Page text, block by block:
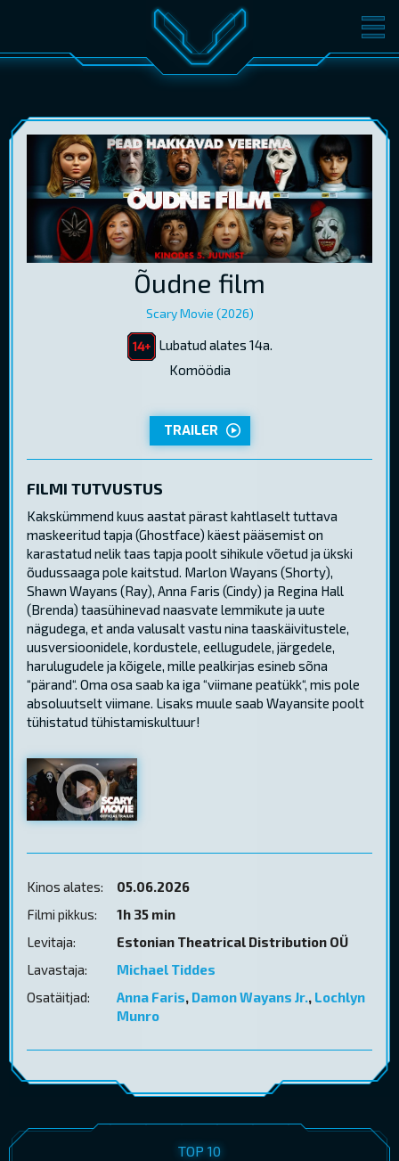
FILMID PILETID
KONVERENTS V-KLUBI
KINKEKAARDID
Õudne film
Scary Movie (2026)
Lubatud alates 14a.
Komöödia
TRAILER
FILMI TUTVUSTUS
Kakskümmend kuus aastat pärast kahtlaselt tuttava
maskeeritud tapja (Ghostface) käest pääsemist on
karastatud nelik taas tapja poolt sihikule võetud ja ükski
õudussaaga pole kaitstud. Marlon Wayans (Shorty),
Shawn Wayans (Ray), Anna Faris (Cindy) ja Regina Hall
(Brenda) taasühinevad naasvate lemmikute ja uute
nägudega, et anda valusalt vastu nina taaskäivitustele,
uusversioonidele, kordustele, eellugudele, järgedele,
harulugudele ja kõigele, mille pealkirjas esineb sõna
“pärand“. Oma osa saab ka iga “viimane peatükk“, mis pole
absoluutselt viimane. Lisaks muule saab Wayansite poolt
tühistatud tühistamiskultuur!
Kinos alates:
05.06.2026
Filmi pikkus:
1h 35 min
Levitaja:
Estonian Theatrical Distribution OÜ
Lavastaja:
Michael Tiddes
Osatäitjad:
Anna Faris, Damon Wayans Jr., Lochlyn
Munro
TOP 10